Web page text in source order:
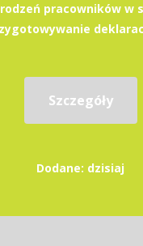
pracowników w
Szczegóły
Dodane: dzisiaj